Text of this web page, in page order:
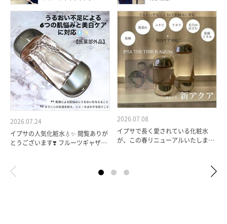
2026.07.24
イプサの人気化粧水💧✨ 閲覧ありが
とうございます❣️ フルーツギャザリ
2026.07.08
イプサで長く愛されている化粧水
が、この春リニューアルいたしまし
「m-トラ…